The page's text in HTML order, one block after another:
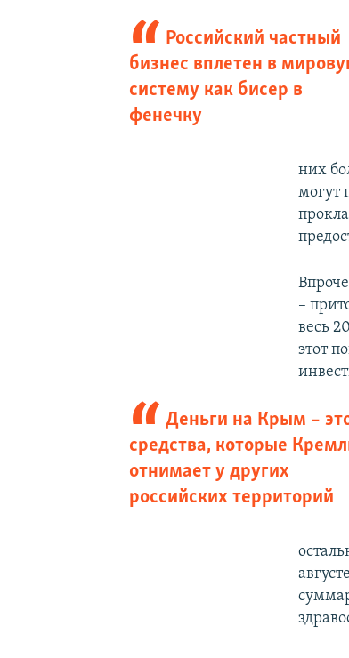
Российский частный
бизнес вплетен в
систему как бисер в
фенечку
них
могут
–
весь
этот
Деньги на Крым –
средства, которые
отнимает у других
российских территорий